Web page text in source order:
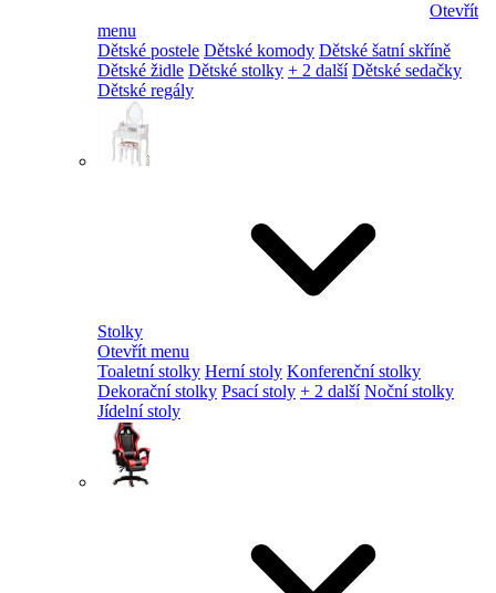
Otevřít
menu
Dětské postele Dětské komody Dětské šatní skříně
Dětské židle Dětské stolky + 2 další Dětské sedačky
Dětské regály
Stolky
Otevřít menu
Toaletní stolky Herní stoly Konferenční stolky
Dekorační stolky Psací stoly + 2 další Noční stolky
Jídelní stoly